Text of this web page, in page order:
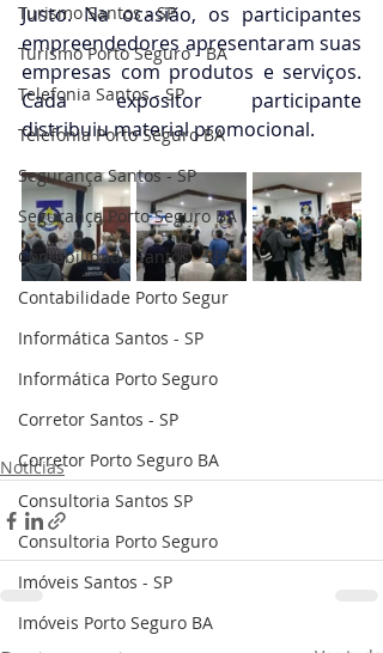
Turismo Santos - SP
Turismo Porto Seguro - BA
Telefonia Santos - SP
Telefonia Porto Seguro BA
Segurança Santos - SP
Segurança Porto Seguro BA
Contabilidade Santos - SP
Contabilidade Porto Segur
Informática Santos - SP
Informática Porto Seguro
Corretor Santos - SP
Corretor Porto Seguro BA
Consultoria Santos SP
Consultoria Porto Seguro
Imóveis Santos - SP
Imóveis Porto Seguro BA
Justo. Na ocasião, os participantes
empreendedores apresentaram suas
empresas com produtos e serviços.
Cada expositor participante
distribuiu material promocional.
Notícias